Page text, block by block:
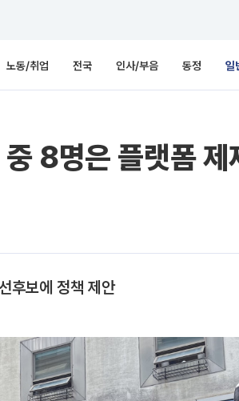
노동/취업 전국 인사/부음 동정 일
8명은 플랫폼
후보에 정책 제안